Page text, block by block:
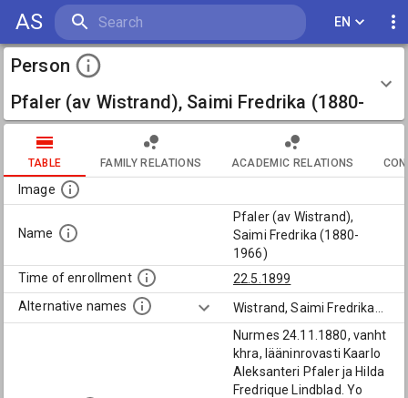
AS EN
Person
Pfaler (av Wistrand), Saimi Fredrika (1880-
1966)
TABLE FAMILY RELATIONS ACADEMIC RELATIONS
Image
Name
Pfaler (av Wistrand),
Saimi Fredrika (1880-
1966)
Time of enrollment
22.5.1899
Alternative names
Wistrand, Saimi Fredrika
Nurmes 24.11.1880, vanht
khra, lääninrovasti Kaarlo
Aleksanteri Pfaler ja Hilda
Fredrique Lindblad. Yo